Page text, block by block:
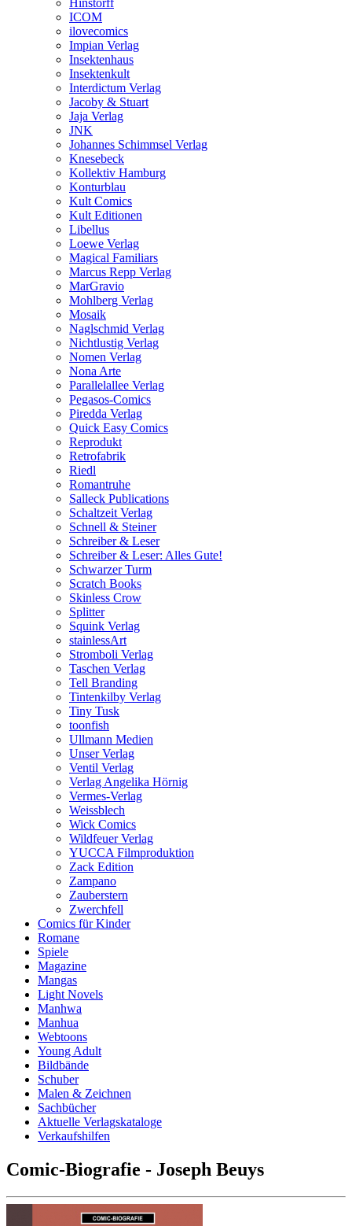
Hinstorff
ICOM
ilovecomics
Impian Verlag
Insektenhaus
Insektenkult
Interdictum Verlag
Jacoby & Stuart
Jaja Verlag
JNK
Johannes Schimmsel Verlag
Knesebeck
Kollektiv Hamburg
Konturblau
Kult Comics
Kult Editionen
Libellus
Loewe Verlag
Magical Familiars
Marcus Repp Verlag
MarGravio
Mohlberg Verlag
Mosaik
Naglschmid Verlag
Nichtlustig Verlag
Nomen Verlag
Nona Arte
Parallelallee Verlag
Pegasos-Comics
Piredda Verlag
Quick Easy Comics
Reprodukt
Retrofabrik
Riedl
Romantruhe
Salleck Publications
Schaltzeit Verlag
Schnell & Steiner
Schreiber & Leser
Schreiber & Leser: Alles Gute!
Schwarzer Turm
Scratch Books
Skinless Crow
Splitter
Squink Verlag
stainlessArt
Stromboli Verlag
Taschen Verlag
Tell Branding
Tintenkilby Verlag
Tiny Tusk
toonfish
Ullmann Medien
Unser Verlag
Ventil Verlag
Verlag Angelika Hörnig
Vermes-Verlag
Weissblech
Wick Comics
Wildfeuer Verlag
YUCCA Filmproduktion
Zack Edition
Zampano
Zauberstern
Zwerchfell
Comics für Kinder
Romane
Spiele
Magazine
Mangas
Light Novels
Manhwa
Manhua
Webtoons
Young Adult
Bildbände
Schuber
Malen & Zeichnen
Sachbücher
Aktuelle Verlagskataloge
Verkaufshilfen
Comic-Biografie - Joseph Beuys